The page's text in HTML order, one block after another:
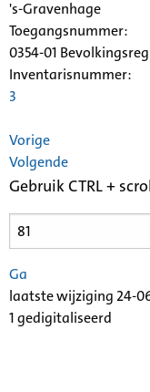
's-Gravenhage
Toegangsnummer:
0354-01
Inventarisnummer:
3
Vorige
Volgende
Gebruik CTRL +
Ga
laatste wijziging 24-
1 gedigitaliseerd